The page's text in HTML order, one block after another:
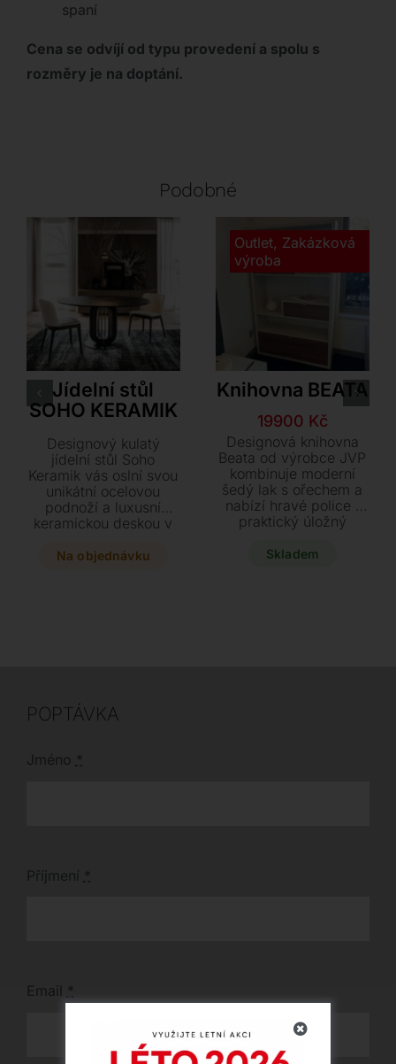
spaní
Cena se odvíjí od typu provedení a spolu s
rozměry je na doptání.
Podobné
Cattelan Italia
Jídelní stůl
SOHO KERAMIK
Designový kulatý
jídelní stůl Soho
Keramik vás oslní svou
unikátní ocelovou
podnoží a luxusní
keramickou deskou v
Tento výjimečný
Na objednávku
Outlet, Zakázková
výroba
JV Pohoda
Knihovna BEATA
Původní
cena
byla:
40000 Kč.
19900 Kč
Aktuální
cena
je:
19900 Kč.
Designová knihovna
Beata od výrobce JVP
kombinuje moderní
šedý lak s ořechem a
nabízí hravé police i
praktický úložný
Tento stylový kousek o
Skladem
POPTÁVKA
Jméno *
Příjmení *
Email *